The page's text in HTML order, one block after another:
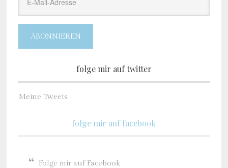
Mail-
Adresse
ABONNIEREN
folge mir auf twitter
Meine Tweets
folge mir auf facebook
Folge mir auf Facebook